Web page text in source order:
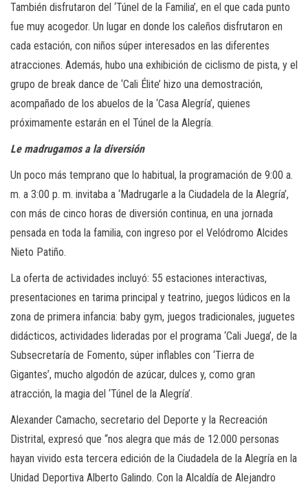
También disfrutaron del ‘Túnel de la Familia’, en el que cada punto
fue muy acogedor. Un lugar en donde los caleños disfrutaron en
cada estación, con niños súper interesados en las diferentes
atracciones. Además, hubo una exhibición de ciclismo de pista, y el
grupo de break dance de ‘Cali Élite’ hizo una demostración,
acompañado de los abuelos de la ‘Casa Alegría’, quienes
próximamente estarán en el Túnel de la Alegría.
Le madrugamos a la diversión
Un poco más temprano que lo habitual, la programación de 9:00 a.
m. a 3:00 p. m. invitaba a ‘Madrugarle a la Ciudadela de la Alegría’,
con más de cinco horas de diversión continua, en una jornada
pensada en toda la familia, con ingreso por el Velódromo Alcides
Nieto Patiño.
La oferta de actividades incluyó: 55 estaciones interactivas,
presentaciones en tarima principal y teatrino, juegos lúdicos en la
zona de primera infancia: baby gym, juegos tradicionales, juguetes
didácticos, actividades lideradas por el programa ‘Cali Juega’, de la
Subsecretaría de Fomento, súper inflables con ‘Tierra de
Gigantes’, mucho algodón de azúcar, dulces y, como gran
atracción, la magia del ‘Túnel de la Alegría’.
Alexander Camacho, secretario del Deporte y la Recreación
Distrital, expresó que “nos alegra que más de 12.000 personas
hayan vivido esta tercera edición de la Ciudadela de la Alegría en la
Unidad Deportiva Alberto Galindo. Con la Alcaldía de Alejandro